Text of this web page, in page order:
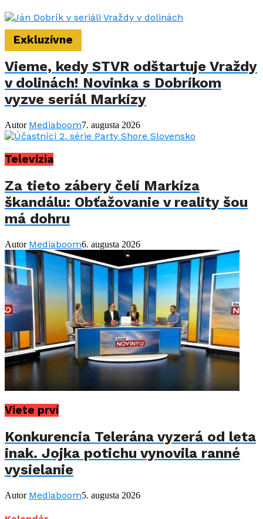
Exkluzívne
Vieme, kedy STVR odštartuje Vraždy
v dolinách! Novinka s Dobríkom
vyzve seriál Markízy
Autor Mediaboom7. augusta 2026
Televízia
Za tieto zábery čelí Markíza
škandálu: Obťažovanie v reality šou
má dohru
Autor Mediaboom6. augusta 2026
Viete prví
Konkurencia Telerána vyzerá od leta
inak. Jojka potichu vynovila ranné
vysielanie
Autor Mediaboom5. augusta 2026